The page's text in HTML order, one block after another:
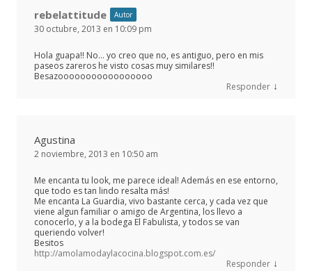
rebelattitude Autor
30 octubre, 2013 en 10:09 pm
Hola guapa!! No… yo creo que no, es antiguo, pero en mis
paseos zareros he visto cosas muy similares!!
Besazooooooooooooooooo
Responder ↓
Agustina
2 noviembre, 2013 en 10:50 am
Me encanta tu look, me parece ideal! Además en ese entorno,
que todo es tan lindo resalta más!
Me encanta La Guardia, vivo bastante cerca, y cada vez que
viene algun familiar o amigo de Argentina, los llevo a
conocerlo, y a la bodega El Fabulista, y todos se van
queriendo volver!
Besitos
http://amolamodaylacocina.blogspot.com.es/
Responder ↓